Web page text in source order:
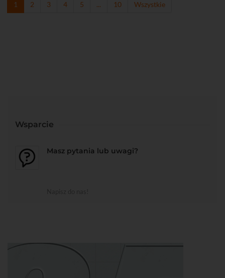
1 2 3 4 5 ... 10 Wszystkie
Wsparcie
Masz pytania lub uwagi?